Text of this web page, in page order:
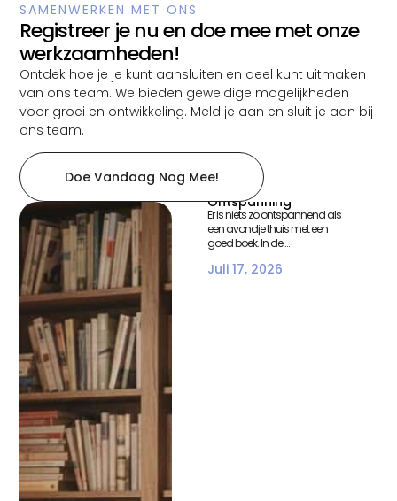
SAMENWERKEN MET ONS
Registreer je nu en doe mee met onze
werkzaamheden!
Ontdek hoe je je kunt aansluiten en deel kunt uitmaken
van ons team. We bieden geweldige mogelijkheden
voor groei en ontwikkeling. Meld je aan en sluit je aan bij
ons team.
Doe Vandaag Nog Mee!
Een Gezellige
Leesavond Thuis –
Boeken, Sfeer En
Ontspanning
Er is niets zo ontspannend als
een avondje thuis met een
goed boek. In de ...
Juli 17, 2026